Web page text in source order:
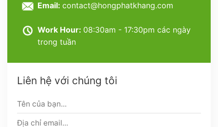
Email: contact@hongphatkhang.com
Work Hour: 08:30am - 17:30pm các ngày
trong tuần
Liên hệ với chúng tôi